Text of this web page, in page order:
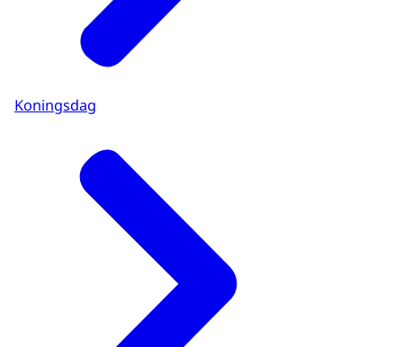
Koningsdag